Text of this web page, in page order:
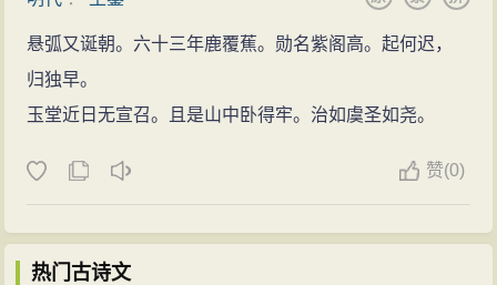
王鏊有书名，
清劲爽健，结字纵长严谨，得峭
拔风神。不足处似清健有余，沉稳不足，笔画略见干
涩，此或与硬毫书有关耳。
藏书
无所好，兴致古澹，有
物外之趣”。筑“颜乐堂”、“宜
和。曾自称：家世藏书，分散于数处，以防散佚、水火
刑。王鏊争辩说：“岑猛不过是拖延没去罢了，未叛变怎
能说为激变？”
急流勇退
当时刘瑾权倾朝内外，王鏊起初开诚布公的劝谏刘
横，士大夫深受其害。王鏊无法挽救，就力求辞官返
乡。正德四年（1509年）五月，他三次上疏请辞，才被
悬弧又诞朝。六十三年鹿覆蕉。勋名紫阁高。起何迟，
归独早。
玉堂近日无宣召。且是山中卧得牢。治如虞圣如尧。
赞(0)
热门古诗文